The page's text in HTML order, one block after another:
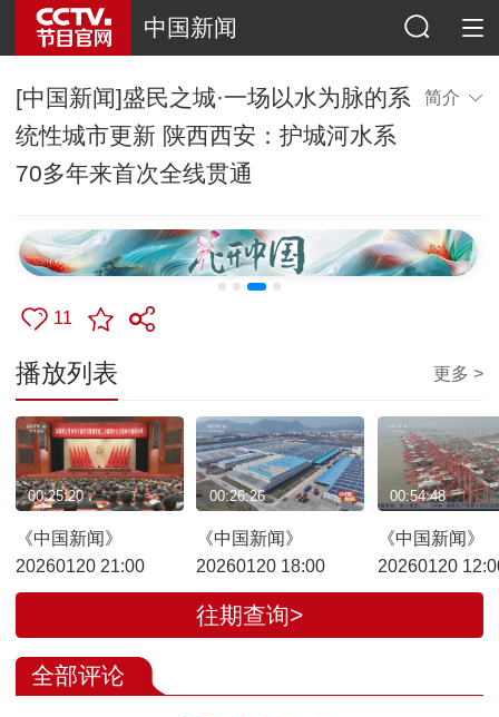
中国新闻
[中国新闻]盛民之城·一场以水为脉的系
统性城市更新 陕西西安：护城河水系
70多年来首次全线贯通
简介
11
播放列表 更多 >
《中国新闻》
20260120 21:00
00:25:20
《中国新闻》
20260120 18:00
00:26:26
《中国新闻》
20260120
00:54:48
往期查询>
全部评论